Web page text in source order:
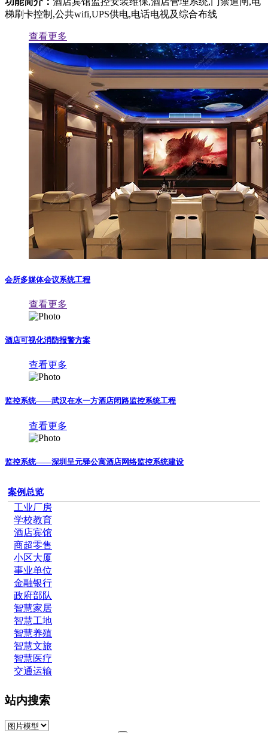
梯刷卡控制,公共wifi,UPS供电,电话电视及综合布线
查看更多
会所多媒体会议系统工程
查看更多
酒店可视化消防报警方案
查看更多
监控系统——武汉在水一方酒店闭路监控系统工程
查看更多
监控系统——深圳呈元驿公寓酒店网络监控系统建设
案例总览
工业厂房
学校教育
酒店宾馆
商超零售
小区大厦
事业单位
金融银行
政府部队
智慧家居
智慧工地
智慧养殖
智慧文旅
智慧医疗
交通运输
站内搜索